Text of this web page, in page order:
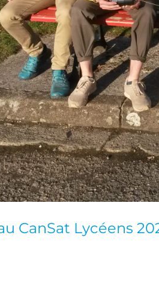
CanSat Lycéens